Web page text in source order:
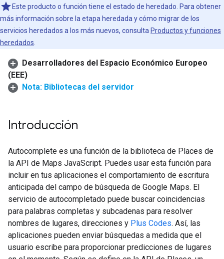
Este producto o función tiene el estado de heredado. Para obtener
más información sobre la etapa heredada y cómo migrar de los
servicios heredados a los más nuevos, consulta Productos y funciones
heredados
Desarrolladores del Espacio Económico Europeo
(EEE)
Nota: Bibliotecas del servidor
Introducción
Autocomplete es una función de la biblioteca de Places de
la API de Maps JavaScript. Puedes usar esta función para
incluir en tus aplicaciones el comportamiento de escritura
anticipada del campo de búsqueda de Google Maps. El
servicio de autocompletado puede buscar coincidencias
para palabras completas y subcadenas para resolver
nombres de lugares, direcciones y Plus Codes. Así, las
aplicaciones pueden enviar búsquedas a medida que el
usuario escribe para proporcionar predicciones de lugares